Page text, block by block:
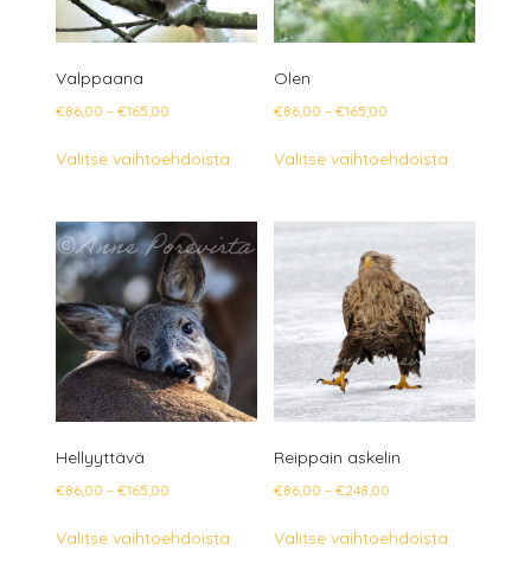
Valppaana
€86,00 – €165,00
-
Valitse vaihtoehdoista tuotteella
muunnelma.
Voit
tehdä
valinnat
tuotteen
sivulla.
Olen
€86,00 – €165,00
-
Valitse vaihtoehdoista
Voit
valinnat
tuotteen
sivulla.
Hellyyttävä
€86,00 – €165,00
-
Valitse vaihtoehdoista tuotteella
Reippain askelin
€86,00 – €248,00
-
Valitse vaihtoehdoista